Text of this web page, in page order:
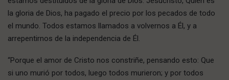
la gloria de Dios, ha pagado el precio por los pecados de todo
el mundo. Todos estamos llamados a volvernos a Él, y a
arrepentirnos de la independencia de Él.
“Porque el amor de Cristo nos constriñe, pensando esto: Que
si uno murió por todos, luego todos murieron; y por todos